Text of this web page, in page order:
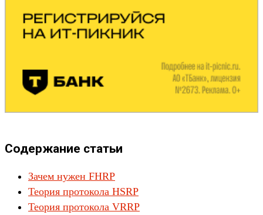
Содержание статьи
Зачем нужен FHRP
Теория протокола HSRP
Теория протокола VRRP